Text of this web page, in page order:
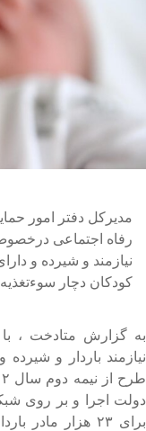
مدیرکل دفتر امور
رفاه اجتماعی
کودکان دچار سوءتغذیه» در سال
گزارش متادخت ، با
اجرا و بر روی
برای ۲۳ هزار